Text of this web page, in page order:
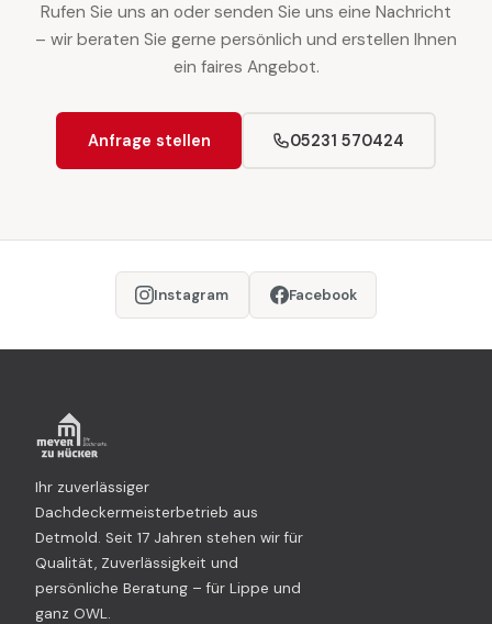
Rufen Sie uns an oder senden Sie uns eine Nachricht
– wir beraten Sie gerne persönlich und erstellen Ihnen
ein faires Angebot.
Anfrage stellen 05231 570424
Instagram Facebook
Ihr zuverlässiger
Dachdeckermeisterbetrieb aus
Detmold. Seit 17 Jahren stehen wir für
Qualität, Zuverlässigkeit und
persönliche Beratung – für Lippe und
ganz OWL.